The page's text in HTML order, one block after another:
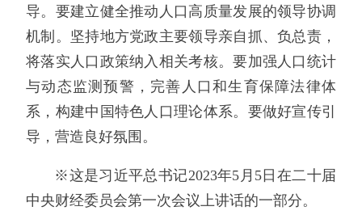
导。要建立健全推动人口高质量发展的领导协调
机制。坚持地方党政主要领导亲自抓、负总责，
将落实人口政策纳入相关考核。要加强人口统计
与动态监测预警，完善人口和生育保障法律体
系，构建中国特色人口理论体系。要做好宣传引
导，营造良好氛围。
※这是习近平总书记2023年5月5日在二十届
中央财经委员会第一次会议上讲话的一部分。